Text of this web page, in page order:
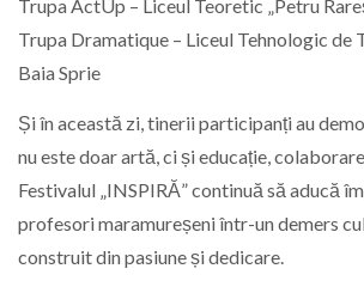
Trupa ActUp – Liceul Teoretic „Petru
Trupa Dramatique – Liceul Tehnologic de
Baia Sprie
Și în această zi, tinerii participanți au
nu este doar artă, ci și educație,
Festivalul „INSPIRĂ” continuă să aducă
profesori maramureșeni într-un demers
construit din pasiune și dedicare.